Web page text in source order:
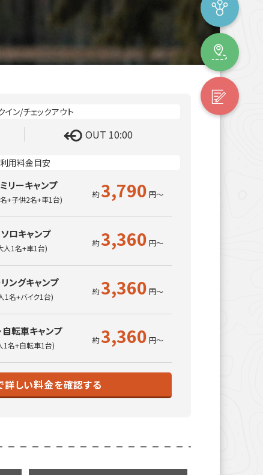
OUT 10:00
リーキャンプ
+子供2名+車1台) 3,790
ロキャンプ
人1名+車1台) 3,360
ングキャンプ
1名+バイク1台) 3,360
自転車キャンプ
1名+自転車1台) 3,360
詳しい料金を確認する